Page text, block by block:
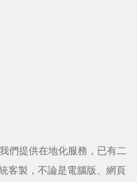
們提供在地化服務，已有二
客製，不論是電腦版、網頁